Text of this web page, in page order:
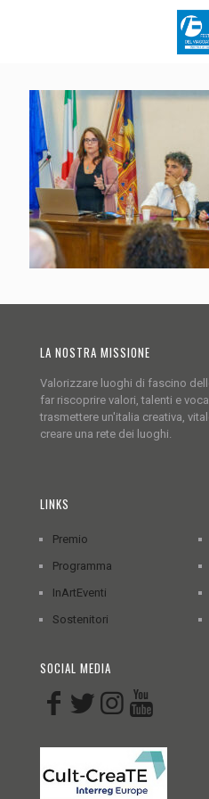
LA NOSTRA MISSIONE
Valorizzare luoghi di fascino
far riscoprire valori, talenti e
trasmettere un'italia creativa,
creare una rete dei luoghi.
LINKS
Premio
Programma
InArtEventi
Sostenitori
SOCIAL MEDIA